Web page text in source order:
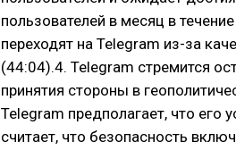
пользователей в месяц в
переходят на Telegram из-за
(44:04).4. Telegram стремится
принятия стороны в
Telegram предполагает, что его
считает, что безопасность